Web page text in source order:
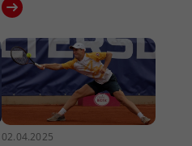
02.04.2025